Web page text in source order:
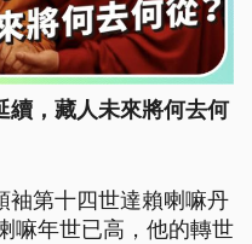
續，藏人未來將何去何
袖第十四世達賴喇嘛丹
嘛年世已高，他的轉世